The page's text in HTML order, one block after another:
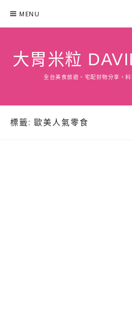
content
MENU
大胃米粒
全台美食旅遊。宅配好物分享。料
標籤: 歐美人氣零食